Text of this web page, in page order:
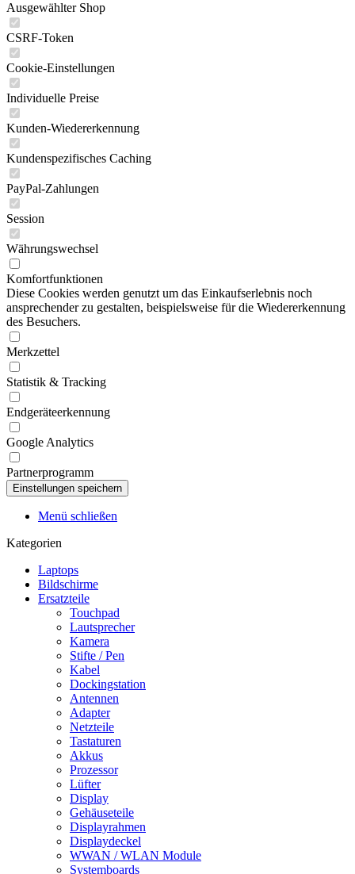
Ausgewählter Shop
CSRF-Token
Cookie-Einstellungen
Individuelle Preise
Kunden-Wiedererkennung
Kundenspezifisches Caching
PayPal-Zahlungen
Session
Währungswechsel
Komfortfunktionen
Diese Cookies werden genutzt um das Einkaufserlebnis noch
ansprechender zu gestalten, beispielsweise für die Wiedererkennung
des Besuchers.
Merkzettel
Statistik & Tracking
Endgeräteerkennung
Google Analytics
Partnerprogramm
Menü schließen
Kategorien
Laptops
Bildschirme
Ersatzteile
Touchpad
Lautsprecher
Kamera
Stifte / Pen
Kabel
Dockingstation
Antennen
Adapter
Netzteile
Tastaturen
Akkus
Prozessor
Lüfter
Display
Gehäuseteile
Displayrahmen
Displaydeckel
WWAN / WLAN Module
Systemboards